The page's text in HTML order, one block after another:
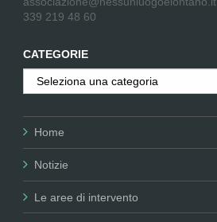
339 219 48 60
CATEGORIE
Categorie
Home
Notizie
Le aree di intervento